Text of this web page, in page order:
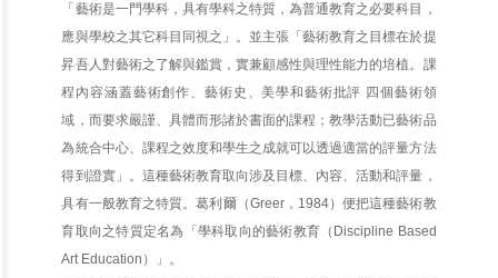
「藝術是一門學科，具有學科之特質，為普通教育之必要科目，
應與學校之其它科目同視之」。並主張「藝術教育之目標在於提
昇吾人對藝術之了解與鑑賞，實兼顧感性與理性能力的培植。課
程內容涵蓋藝術創作、藝術史、美學和藝術批評 四個藝術領
域，而要求嚴謹、具體而形諸於書面的課程；教學活動已藝術品
為統合中心、課程之效度和學生之成就可以透過適當的評量方法
得到證實」。這種藝術教育取向涉及目標、內容、活動和評量，
具有一般教育之特質。葛利爾（Greer，1984）便把這種藝術教
育取向之特質定名為「學科取向的藝術教育（Discipline Based
Art Education）」。